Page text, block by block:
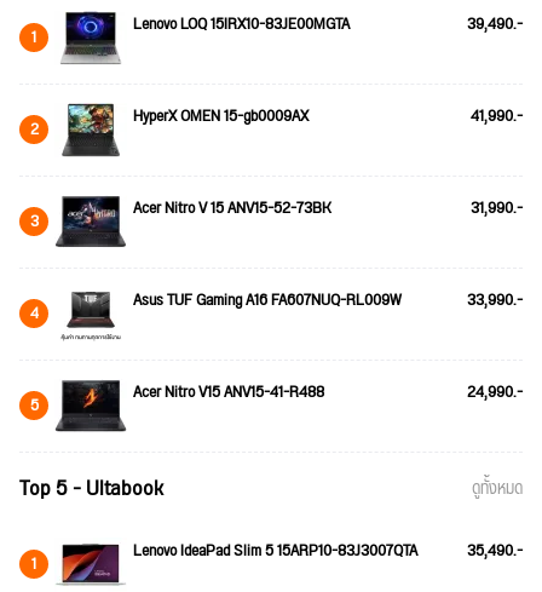
1 Lenovo LOQ 15IRX10-83JE00MGTA 39,490.-
2 HyperX OMEN 15-gb0009AX 41,990.-
3 Acer Nitro V 15 ANV15-52-73BK 31,990.-
4 Asus TUF Gaming A16 FA607NUQ-RL009W 33,990.-
5 Acer Nitro V15 ANV15-41-R488 24,990.-
Top 5 - Ultabook ดูทั้งหมด
1 Lenovo IdeaPad Slim 5 15ARP10-83J3007QTA 35,490.-